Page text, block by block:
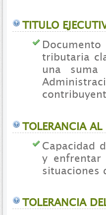
TITULO
tributaria
una
TOLERANCIA AL
Capacidad
y enfrentar
situaciones
TOLERANCIA